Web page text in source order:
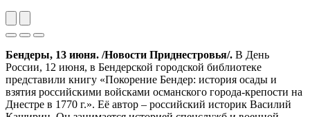
Previous
Next
Бендеры, 13 июня. /Новости Приднестровья/. В День
России, 12 июня, в Бендерской городской библиотеке
представили книгу «Покорение Бендер: история осады и
взятия российскими войсками османского города-крепости на
Днестре в 1770 г.». Её автор – российский историк Василий